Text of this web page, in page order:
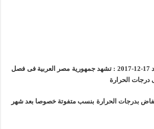
: تشهد جمهورية مصر العربية فى فصل
درجات الحرارة
بدرجات الحرارة بنسب متفوتة خصوصا بعد شهر